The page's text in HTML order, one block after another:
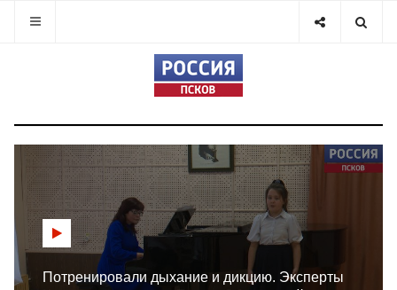
Потренировали дыхание и дикцию. Эксперты